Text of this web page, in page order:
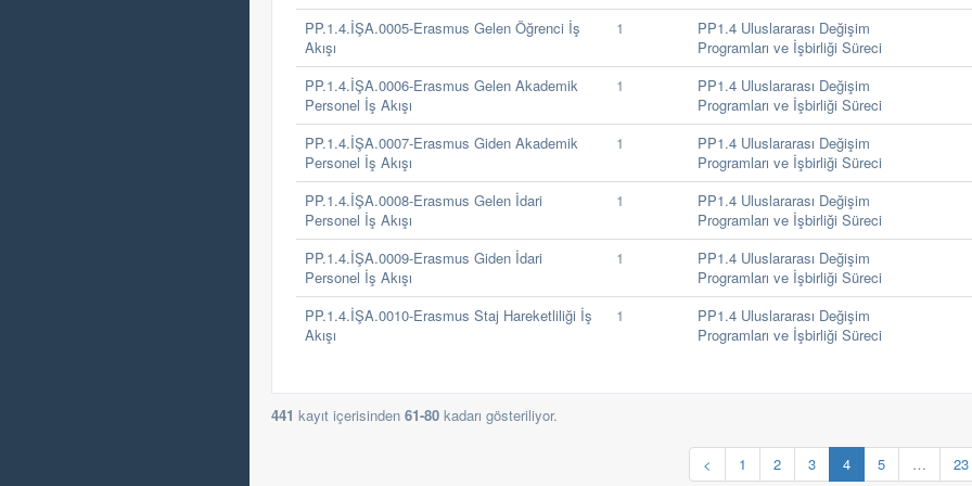
PP.1.4.İŞA.0005-Erasmus Gelen Öğrenci İş
Akışı
1
PP1.4 Uluslararası Değişim
Programları ve İşbirliği Süreci
PP.1.4.İŞA.0006-Erasmus Gelen Akademik
Personel İş Akışı
1
PP1.4 Uluslararası Değişim
Programları ve İşbirliği Süreci
PP.1.4.İŞA.0007-Erasmus Giden Akademik
Personel İş Akışı
1
PP1.4 Uluslararası Değişim
Programları ve İşbirliği Süreci
PP.1.4.İŞA.0008-Erasmus Gelen İdari
Personel İş Akışı
1
PP1.4 Uluslararası Değişim
Programları ve İşbirliği Süreci
PP.1.4.İŞA.0009-Erasmus Giden İdari
Personel İş Akışı
1
PP1.4 Uluslararası Değişim
Programları ve İşbirliği Süreci
PP.1.4.İŞA.0010-Erasmus Staj Hareketliliği İş
Akışı
1
PP1.4 Uluslararası Değişim
Programları ve İşbirliği Süreci
441 kayıt içerisinden 61-80 kadarı gösteriliyor.
< 1 2 3 4 5 … 23